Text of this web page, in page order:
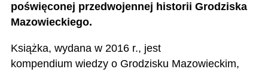
poświęconej przedwojennej historii Grodziska
Mazowieckiego.
Książka, wydana w 2016 r., jest
kompendium wiedzy o Grodzisku Mazowieckim,